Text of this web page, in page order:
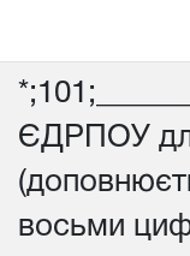
ЄДРПОУ
восьми